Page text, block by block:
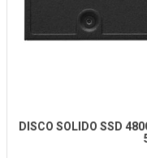
DISCO SOLIDO SSD